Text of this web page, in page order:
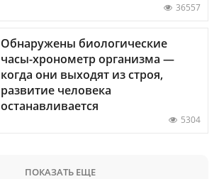
36557
Обнаружены биологические
часы-хронометр организма —
когда они выходят из строя,
развитие человека
останавливается
5304
ПОКАЗАТЬ ЕЩЕ